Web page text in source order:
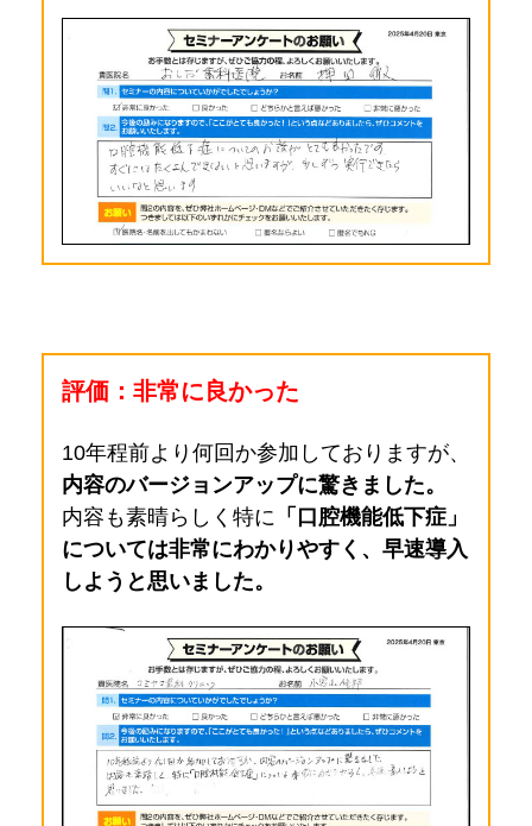
評価：非常に良かった
10年程前より何回か参加しておりますが、
内容のバージョンアップに驚きました。
内容も素晴らしく特に 「口腔機能低下症」
については非常にわかりやすく、早速導入
しようと思いました。